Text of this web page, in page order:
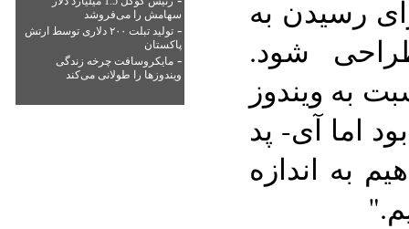
سهامش را می‌فروشد
-
تولید تبلت ۲۰۰ دلاری توسط ارتش
پاکستان
- مایکروسافت چرخه زندگی
ویندوزها را طولانی می‌کند
رسیدن به
شود.
به ویندوز
اما آی- پد
به اندازه